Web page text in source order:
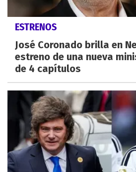
ESTRENOS
José Coronado brilla en
estreno de una nueva
de 4 capítulos